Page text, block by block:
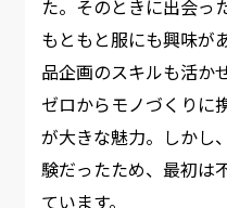
た。そのときに出会っ
もともと服にも興味が
品企画のスキルも活か
ゼロからモノづくりに
が大きな魅力。しかし
験だったため、最初は
ています。​